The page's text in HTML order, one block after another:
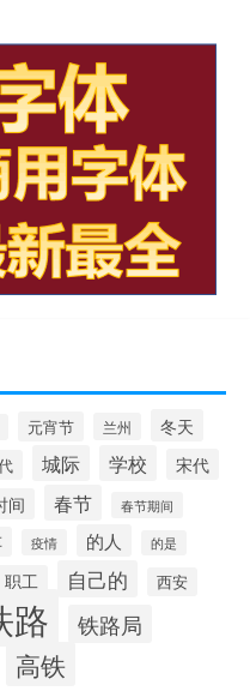
元宵节 兰州 冬天
城际 学校 宋代
间 春节 春节期间
疫情 的人 的是
职工 自己的 西安
路 铁路局
高铁